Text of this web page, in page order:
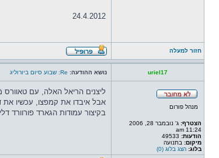
24.4.2012
חזור למעלה
uriel17 נושא ההודעה: Re: שבוע סיום ביורוליג
מנהל פורום
הצטרף:
ג' נובמבר 28, 2006
11:24 am
הודעות:
מיקום: בתנועה
בלוג: הצג בלוג (0)
ליצנים הריאל האלה, עם טאוורס
אבל איבדו את קמפצו, עכשיו את
בקיצור עמודות הגארד פורוורד דלילות כמו